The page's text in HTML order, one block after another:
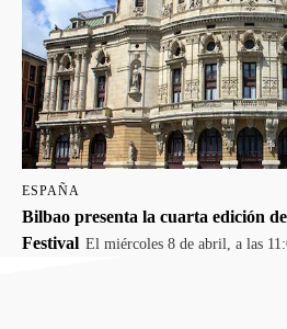
ESPAÑA
Bilbao presenta la cuarta edición
Festival El miércoles 8 de abril, a las